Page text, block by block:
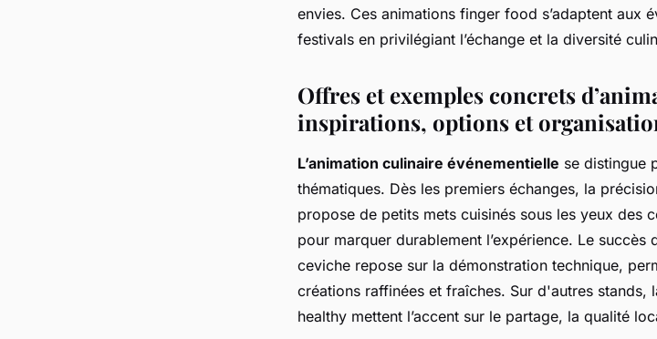
envies. Ces animations finger food s’adaptent aux
festivals en privilégiant l’échange et la diversité
Offres et exemples concrets
inspirations, options et
L’animation culinaire événementielle se distingue
thématiques. Dès les premiers échanges, la
propose de petits mets cuisinés sous les yeux des
pour marquer durablement l’expérience. Le succès
ceviche repose sur la démonstration technique,
créations raffinées et fraîches. Sur d'autres
healthy mettent l’accent sur le partage, la qualité